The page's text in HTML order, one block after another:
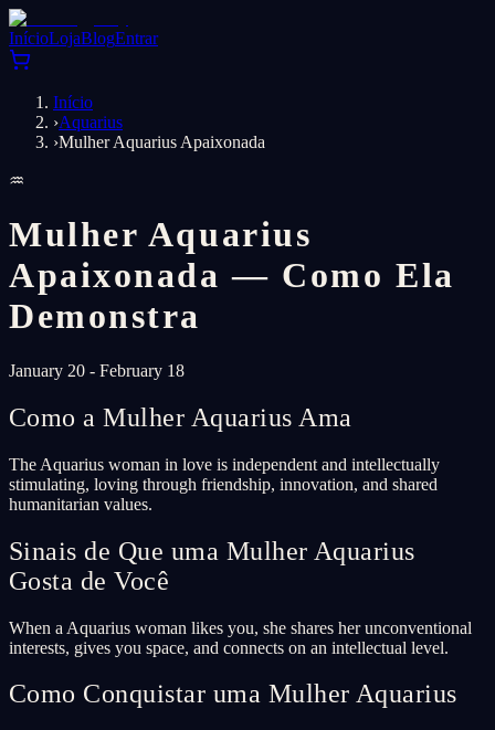
InícioLojaBlogEntrar
Início
›Aquarius
›Mulher Aquarius Apaixonada
♒
Mulher Aquarius
Apaixonada — Como Ela
Demonstra
January 20 - February 18
Como a Mulher Aquarius Ama
The Aquarius woman in love is independent and intellectually
stimulating, loving through friendship, innovation, and shared
humanitarian values.
Sinais de Que uma Mulher Aquarius
Gosta de Você
When a Aquarius woman likes you, she shares her unconventional
interests, gives you space, and connects on an intellectual level.
Como Conquistar uma Mulher Aquarius